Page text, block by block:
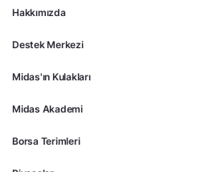
Hakkımızda
Destek Merkezi
Midas'ın Kulakları
Midas Akademi
Borsa Terimleri